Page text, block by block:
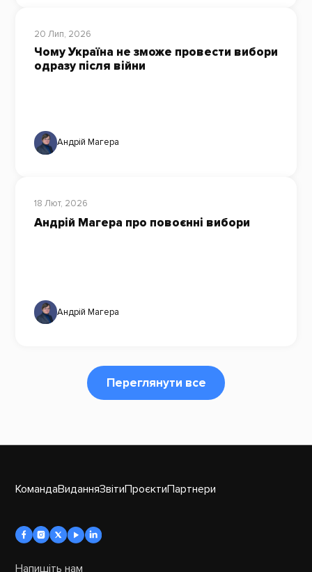
20 Лип, 2026
Чому Україна не зможе провести вибори
одразу після війни
Андрій Магера
18 Лют, 2026
Андрій Магера про повоєнні вибори
Андрій Магера
Переглянути все
КомандаВиданняЗвітиПроєктиПартнери
Напишіть нам